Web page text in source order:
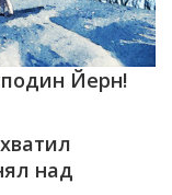
Йерн!
над